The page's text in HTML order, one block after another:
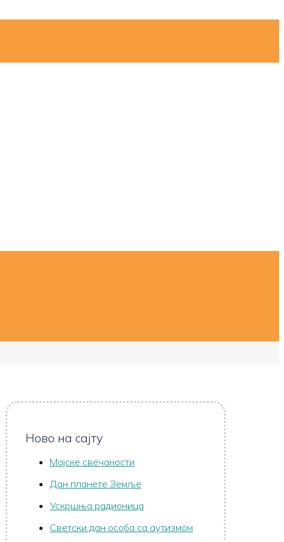
Ново на сајту
Мајске свечаности
Дан планете Земље
Ускршња радионица
Светски дан особа са аутизмом